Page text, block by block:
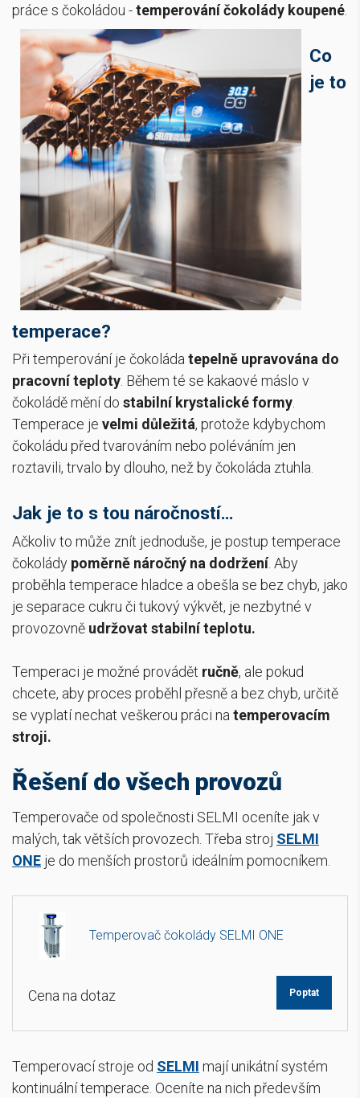
práce s čokoládou -temperování čokolády koupené
Co
je to
temperace?
Při temperování je čokoláda tepelně upravována do
pracovní teploty . Během té se kakaové máslo v
čokoládě mění do stabilní krystalické formy
Temperace je velmi důležitá, protože kdybychom
čokoládu před tvarováním nebo poléváním jen
roztavili, trvalo by dlouho, než by čokoláda ztuhla.
Jak je to s tou náročností…
Ačkoliv to může znít jednoduše, je postup temperace
čokolády poměrně náročný na dodržení. Aby
proběhla temperace hladce a obešla se bez chyb, jako
je separace cukru či tukový výkvět, je nezbytné v
provozovně udržovat stabilní teplotu.
Temperaci je možné provádět ručně, ale pokud
chcete, aby proces proběhl přesně a bez chyb, určitě
se vyplatí nechat veškerou práci na temperovacím
stroji.
Řešení do všech provozů
Temperovače od společnosti SELMI oceníte jak v
malých, tak větších provozech. Třeba stroj SELMI
ONE je do menších prostorů ideálním pomocníkem.
Temperovač čokolády SELMI ONE
Cena na dotaz Poptat
Temperovací stroje od SELMI mají unikátní systém
kontinuální temperace. Oceníte na nich především